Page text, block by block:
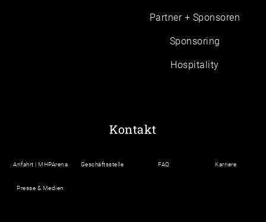
Partner + Sponsoren
Sponsoring
Hospitality
Kontakt
Anfahrt | MHPArena Geschäftsstelle FAQ Karriere
Presse & Medien